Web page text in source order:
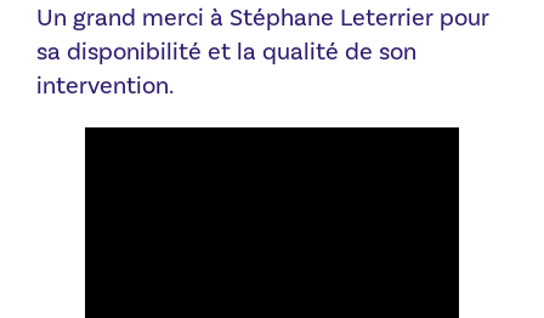
Un grand merci à Stéphane Leterrier pour
sa disponibilité et la qualité de son
intervention.